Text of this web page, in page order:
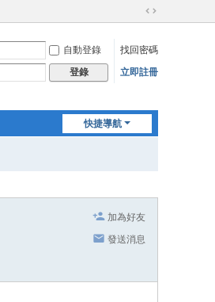
切
到
寬
自動登錄
找回密碼
登錄 立即註冊
快捷導航
加為好友
發送消息